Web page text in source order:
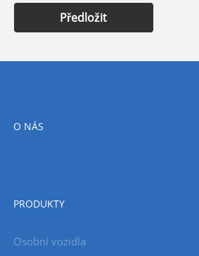
Předložit
O NÁS
PRODUKTY
Osobní vozidla